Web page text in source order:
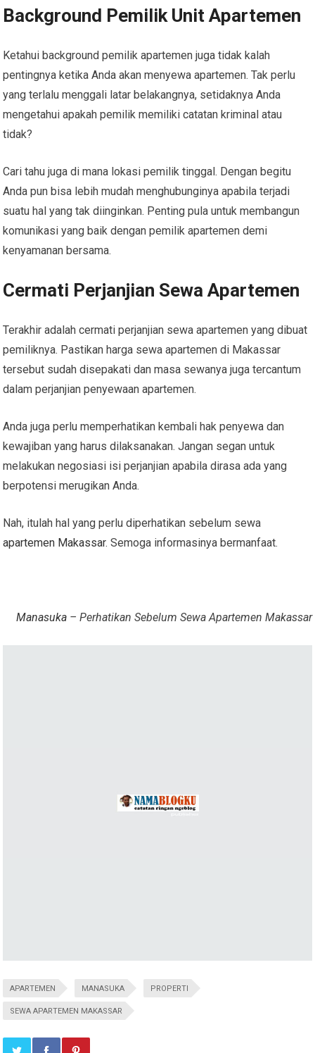
Background Pemilik Unit Apartemen
Ketahui background pemilik apartemen juga tidak kalah
pentingnya ketika Anda akan menyewa apartemen. Tak perlu
yang terlalu menggali latar belakangnya, setidaknya Anda
mengetahui apakah pemilik memiliki catatan kriminal atau
tidak?
Cari tahu juga di mana lokasi pemilik tinggal. Dengan begitu
Anda pun bisa lebih mudah menghubunginya apabila terjadi
suatu hal yang tak diinginkan. Penting pula untuk membangun
komunikasi yang baik dengan pemilik apartemen demi
kenyamanan bersama.
Cermati Perjanjian Sewa Apartemen
Terakhir adalah cermati perjanjian sewa apartemen yang dibuat
pemiliknya. Pastikan harga sewa apartemen di Makassar
tersebut sudah disepakati dan masa sewanya juga tercantum
dalam perjanjian penyewaan apartemen.
Anda juga perlu memperhatikan kembali hak penyewa dan
kewajiban yang harus dilaksanakan. Jangan segan untuk
melakukan negosiasi isi perjanjian apabila dirasa ada yang
berpotensi merugikan Anda.
Nah, itulah hal yang perlu diperhatikan sebelum sewa
apartemen Makassar. Semoga informasinya bermanfaat.
Manasuka– Perhatikan Sebelum Sewa Apartemen Makassar
APARTEMEN MANASUKA PROPERTI
SEWA APARTEMEN MAKASSAR